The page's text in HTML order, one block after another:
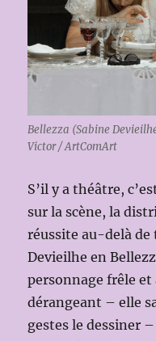
Bellezza (Sabine
Victor / ArtComArt
S’il y a théâtre,
sur la scène, la
réussite au-delà de
Devieilhe en
personnage frêle
dérangeant – elle
gestes le dessiner